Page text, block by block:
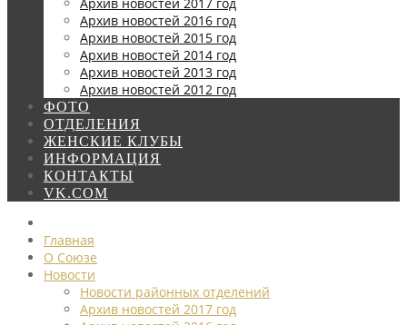
Архив новостей 2016 год
Архив новостей 2015 год
Архив новостей 2014 год
Архив новостей 2013 год
Архив новостей 2012 год
ФОТО
ОТДЕЛЕНИЯ
ЖЕНСКИЕ КЛУБЫ
ИНФОРМАЦИЯ
КОНТАКТЫ
VK.COM
Главная
О Союзе
Новости
Новости районных отделений
Архив новостей 2017 год